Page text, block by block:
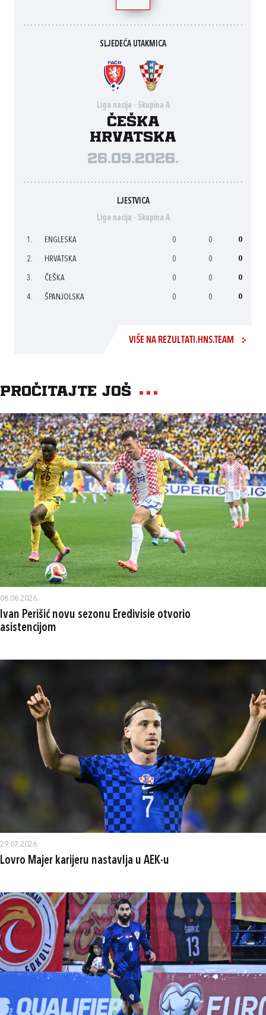
SLJEDEĆA UTAKMICA
Liga nacija - Skupina A
Češka
Hrvatska
26.09.2026.
LJESTVICA
Liga nacija - Skupina A
1. ENGLESKA 0 0 0
2. HRVATSKA 0 0 0
3. ČEŠKA 0 0 0
4. ŠPANJOLSKA 0 0 0
VIŠE NA REZULTATI.HNS.TEAM
Pročitajte još
08.08.2026.
Ivan Perišić novu sezonu Eredivisie otvorio
asistencijom
29.07.2026.
Lovro Majer karijeru nastavlja u AEK-u